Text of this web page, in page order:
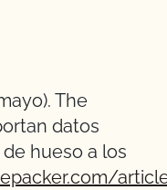
The
datos
hueso a los